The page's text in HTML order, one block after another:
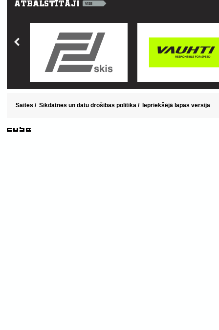
Saites / Sīkdatnes un datu drošības politika / Iepriekšējā lapas versija